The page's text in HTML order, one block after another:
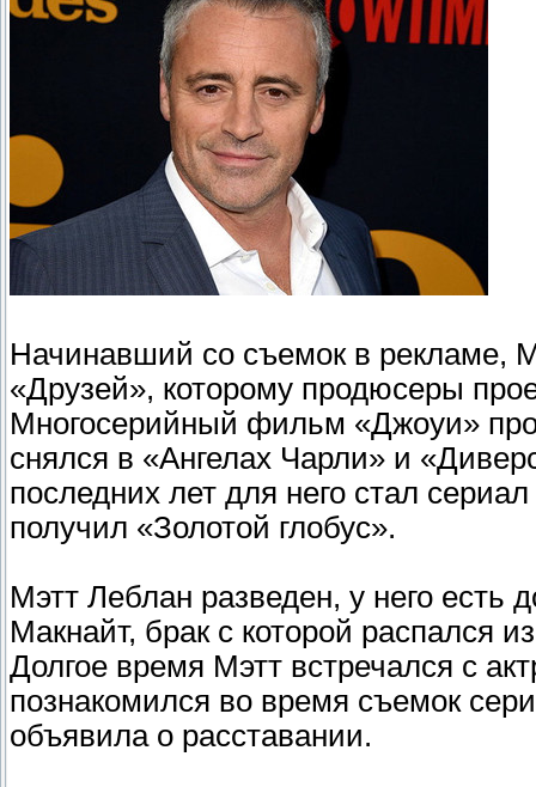
Начинавший со съемок в рекламе,
«Друзей», которому продюсеры
Многосерийный фильм «Джоуи»
снялся в «Ангелах Чарли» и
последних лет для него стал
получил «Золотой глобус».
Мэтт Леблан разведен, у него есть
Макнайт, брак с которой распался
Долгое время Мэтт встречался с
познакомился во время съемок
объявила о расставании.